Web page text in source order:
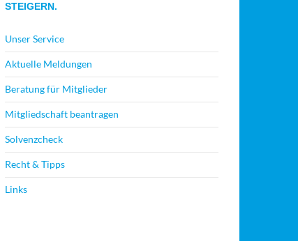
STEIGERN.
Unser Service
Aktuelle Meldungen
Beratung für Mitglieder
Mitgliedschaft beantragen
Solvenzcheck
Recht & Tipps
Links